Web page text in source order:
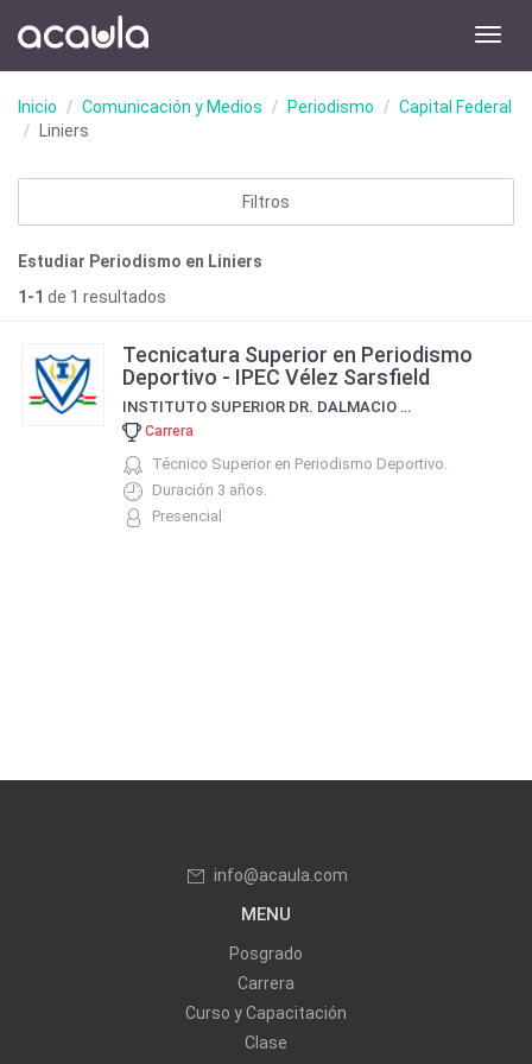
Inicio Comunicación y Medios Periodismo
Capital Federal
Liniers
Filtros
Estudiar Periodismo en Liniers
1-1 de 1 resultados
Tecnicatura Superior en Periodismo
Deportivo - IPEC Vélez Sarsfield
INSTITUTO SUPERIOR DR. DALMACIO VELEZ SARSFIELD
Carrera
Técnico Superior en Periodismo Deportivo.
Duración 3 años.
Presencial
info@acaula.com
MENU
Posgrado
Carrera
Curso y Capacitación
Clase